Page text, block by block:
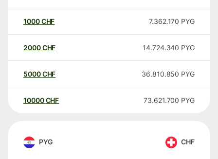
1000CHF 7.362.170 PYG
2000CHF 14.724.340 PYG
5000CHF 36.810.850 PYG
10000 CHF 73.621.700 PYG
PYG CHF